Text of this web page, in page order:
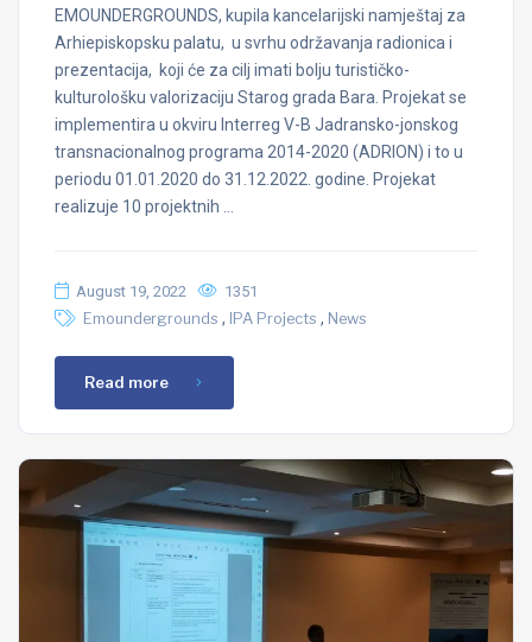
EMOUNDERGROUNDS, kupila kancelarijski namještaj za
Arhiepiskopsku palatu, u svrhu održavanja radionica i
prezentacija, koji će za cilj imati bolju turističko-
kulturološku valorizaciju Starog grada Bara. Projekat se
implementira u okviru Interreg V-B Jadransko-jonskog
transnacionalnog programa 2014-2020 (ADRION) i to u
periodu 01.01.2020 do 31.12.2022. godine. Projekat
realizuje 10 projektnih …
August 19, 2022
1351
Emoundergrounds , IPA Projects , News
Read more